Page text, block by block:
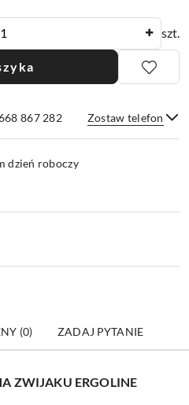
szt.
867 282 Zostaw telefon
dzień roboczy
(0) ZADAJ PYTANIE
ZWIJAKU ERGOLINE